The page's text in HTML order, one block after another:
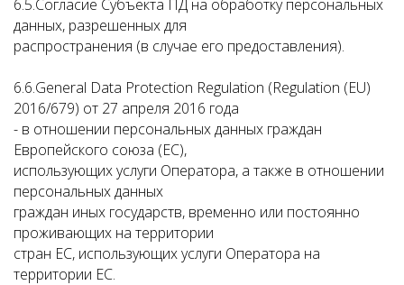
6.5.Согласие Субъекта ПД на обработку персональных
данных, разрешенных для
распространения (в случае его предоставления).
6.6.General Data Protection Regulation (Regulation (EU)
2016/679) от 27 апреля 2016 года
- в отношении персональных данных граждан
Европейского союза (ЕС),
использующих услуги Оператора, а также в отношении
персональных данных
граждан иных государств, временно или постоянно
проживающих на территории
стран ЕС, использующих услуги Оператора на
территории ЕС.